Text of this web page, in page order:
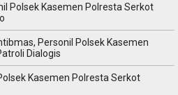
Polsek Kasemen Polresta Serkot
Personil Polsek Kasemen
Dialogis
Kasemen Polresta Serkot